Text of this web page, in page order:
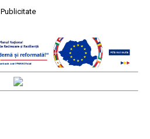
Publicitate